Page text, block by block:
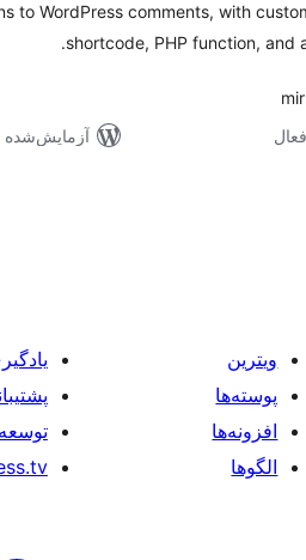
to WordPress comments, with
shortcode, PHP function, and
آزمایش‌شده با
ویترین
پوسته‌ها
افزونه‌ها
الگوها